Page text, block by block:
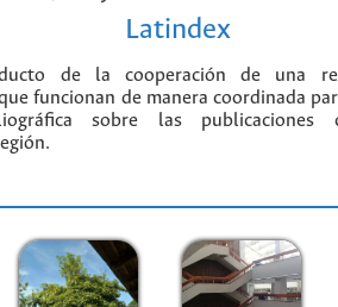
Latindex
de la cooperación de una
funcionan de manera coordinada
sobre las publicaciones